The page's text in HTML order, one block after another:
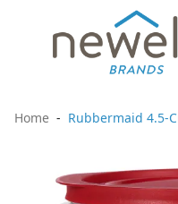
Home Rubbermaid 4.5-